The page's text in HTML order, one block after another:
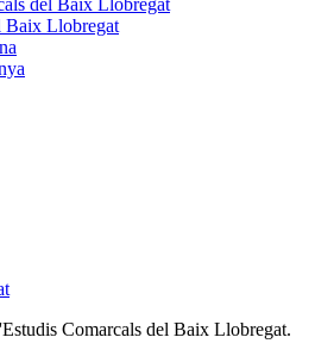
Baix Llobregat
Comarcals del Baix Llobregat.